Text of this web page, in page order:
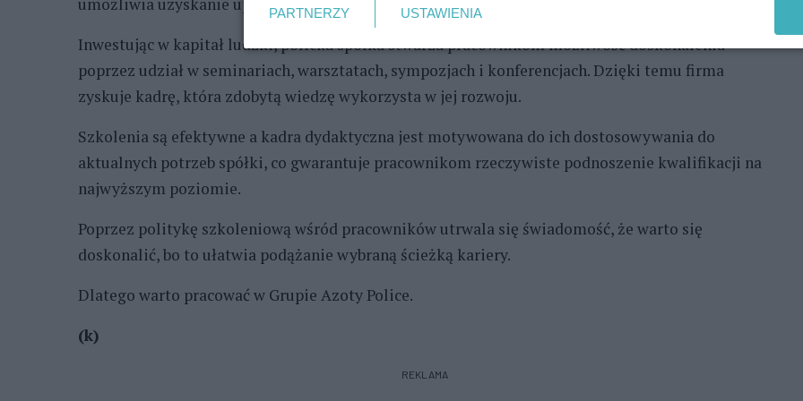
Inwestując w kapitał ludzki, policka spółka stwarza pracownikom możliwość doskonalenia
poprzez udział w seminariach, warsztatach, sympozjach i konferencjach. Dzięki temu firma
zyskuje kadrę, która zdobytą wiedzę wykorzysta w jej rozwoju.
Szkolenia są efektywne a kadra dydaktyczna jest motywowana do ich dostosowywania do
aktualnych potrzeb spółki, co gwarantuje pracownikom rzeczywiste podnoszenie kwalifikacji na
najwyższym poziomie.
Poprzez politykę szkoleniową wśród pracowników utrwala się świadomość, że warto się
doskonalić, bo to ułatwia podążanie wybraną ścieżką kariery.
Dlatego warto pracować w Grupie Azoty Police.
(k)
REKLAMA
PARTNERZY USTAWIENIA